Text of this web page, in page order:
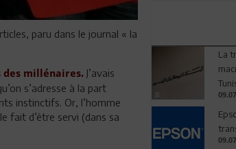
paru dans le journal « la
des millénaires.J’avais
s’adresse à la part
instinctifs. Or, l’homme
fait d’être servi (dans sa
La